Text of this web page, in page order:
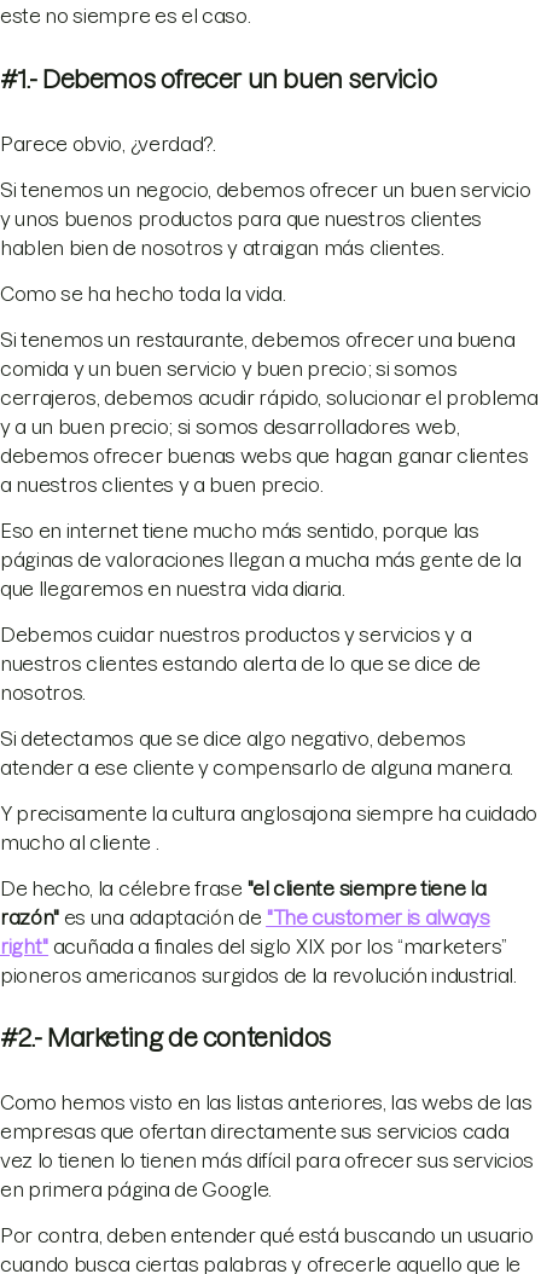
este no siempre es el caso.
#1.- Debemos ofrecer un buen servicio
Parece obvio, ¿verdad?.
Si tenemos un negocio, debemos ofrecer un buen servicio
y unos buenos productos para que nuestros clientes
hablen bien de nosotros y atraigan más clientes.
Como se ha hecho toda la vida.
Si tenemos un restaurante, debemos ofrecer una buena
comida y un buen servicio y buen precio; si somos
cerrajeros, debemos acudir rápido, solucionar el problema
y a un buen precio; si somos desarrolladores web,
debemos ofrecer buenas webs que hagan ganar clientes
a nuestros clientes y a buen precio.
Eso en internet tiene mucho más sentido, porque las
páginas de valoraciones llegan a mucha más gente de la
que llegaremos en nuestra vida diaria.
Debemos cuidar nuestros productos y servicios y a
nuestros clientes estando alerta de lo que se dice de
nosotros.
Si detectamos que se dice algo negativo, debemos
atender a ese cliente y compensarlo de alguna manera.
Y precisamente la cultura anglosajona siempre ha cuidado
mucho al cliente .
De hecho, la célebre frase "el cliente siempre tiene la
razón" es una adaptación de "The customer is always
right" acuñada a finales del siglo XIX por los “marketers”
pioneros americanos surgidos de la revolución industrial.
#2.- Marketing de contenidos
Como hemos visto en las listas anteriores, las webs de las
empresas que ofertan directamente sus servicios cada
vez lo tienen lo tienen más difícil para ofrecer sus servicios
en primera página de Google.
Por contra, deben entender qué está buscando un usuario
cuando busca ciertas palabras y ofrecerle aquello que le